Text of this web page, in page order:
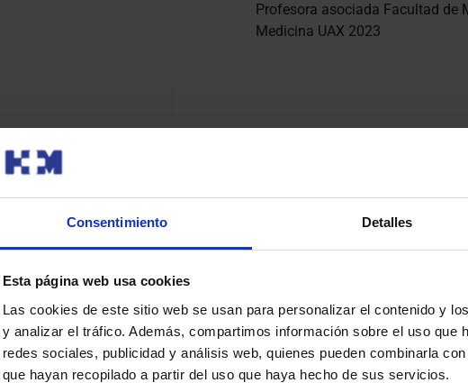
Consentimiento Detalles
Esta página web usa cookies
Las cookies de este sitio web se usan para personalizar el contenido y
y analizar el tráfico. Además, compartimos información sobre el uso que
redes sociales, publicidad y análisis web, quienes pueden combinarla
que hayan recopilado a partir del uso que haya hecho de sus servicios.
Profesora asociada Facultad de
Medicina UAX 2023
Otros médicos en esta
, Natalia Castro Martín, Bárbara
Fertility Center